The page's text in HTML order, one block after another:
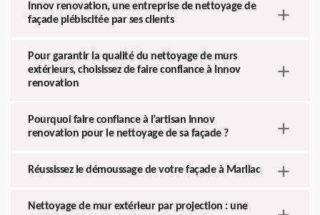
Innov renovation, une entreprise de nettoyage de
façade plébiscitée par ses clients
Pour garantir la qualité du nettoyage de murs
extérieurs, choisissez de faire confiance à Innov
renovation
Pourquoi faire confiance à l’artisan Innov
renovation pour le nettoyage de sa façade ?
Réussissez le démoussage de votre façade à Marliac
Nettoyage de mur extérieur par projection : une